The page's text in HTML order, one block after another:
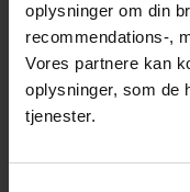
oplysninger om din
recommendations-,
Vores partnere kan
oplysninger, som de
tjenester.